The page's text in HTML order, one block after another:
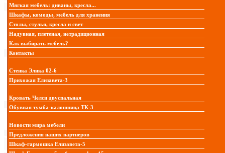
Мягкая мебель: диваны, кресла...
Шкафы, комоды, мебель для хранения
Столы, стулья, кресла и свет
Надувная, плетеная, нетрадиционная
Как выбирать мебель?
Контакты
Стенка Элика 02-6
Прихожая Елизавета-3
Кровать Челси двуспальная
Обувная тумба-калошница ТК-3
Новости мира мебели
Предложения наших партнеров
Шкаф-гармошка Елизавета-5